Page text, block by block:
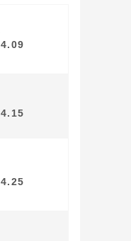
4.09
4.15
4.25